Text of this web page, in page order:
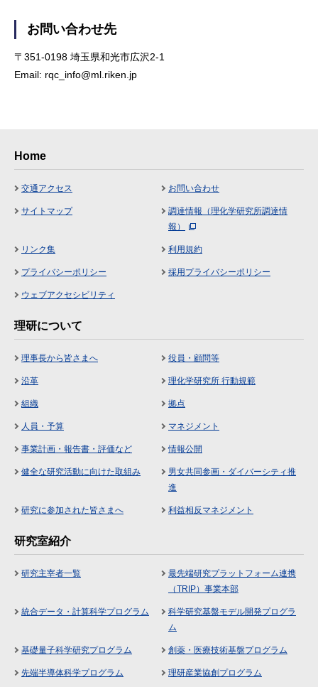
お問い合わせ先
〒351-0198 埼玉県和光市広沢2-1
Email: rqc_info@ml.riken.jp
Home
交通アクセス お問い合わせ
サイトマップ
調達情報（理化学研究所調達情
報）
リンク集 利用規約
プライバシーポリシー 採用プライバシーポリシー
ウェブアクセシビリティ
理研について
理事長から皆さまへ 役員・顧問等
沿革 理化学研究所 行動規範
組織 拠点
人員・予算 マネジメント
事業計画・報告書・評価など 情報公開
健全な研究活動に向けた取組み
男女共同参画・ダイバーシティ推
進
研究に参加された皆さまへ 利益相反マネジメント
研究室紹介
研究主宰者一覧
最先端研究プラットフォーム連携
（TRIP）事業本部
統合データ・計算科学プログラム
科学研究基盤モデル開発プログラ
ム
基礎量子科学研究プログラム 創薬・医療技術基盤プログラム
先端半導体科学プログラム 理研産業協創プログラム